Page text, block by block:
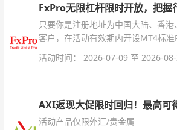
FxPro无限杠杆限时开放，把握
只要你是注册地址为中国大陆、香
客户，在活动有效期内开设MT4标
活动时间： 2026-07-09 至 2026-
AXI返现大促限时回归！最高可
活动产品仅限外汇/贵金属